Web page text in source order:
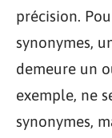
précision.
synonymes,
demeure un
exemple, ne
synonymes,